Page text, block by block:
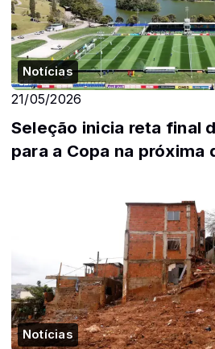
Notícias
21/05/2026
Seleção inicia reta final
para a Copa na próxima
Notícias